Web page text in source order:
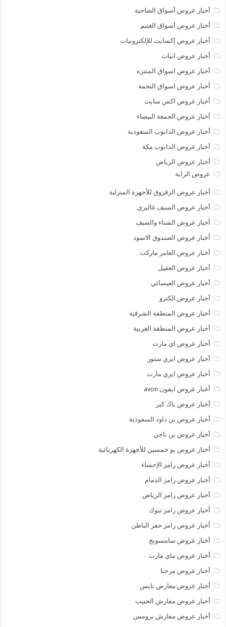
أخبار عروض أسواق الضاحية
أخبار عروض أسواق الغنيم
أخبار عروض إكسايت للإلكترونيات
أخبار عروض ابيات
أخبار عروض اسواق المنتزه
أخبار عروض اسواق النجمة
أخبار عروض اكس سايت
أخبار عروض الجمعة البيضاء
أخبار عروض الدانوب السعودية
أخبار عروض الدانوب مكة
أخبار عروض الرياض
عروض الراية
أخبار عروض الزقزوق للأجهزة المنزلية
أخبار عروض السيف غاليري
أخبار عروض الشتاء والصيف
أخبار عروض الصندوق الاسود
أخبار عروض العامر ماركت
أخبار عروض العقيل
أخبار عروض العيسائي
أخبار عروض الكترو
أخبار عروض المنطقة الشرقية
أخبار عروض المنطقة الغربية
أخبار عروض اي مارت
أخبار عروض ايزي ستور
أخبار عروض ايزي مارت
أخبار عروض ايفون avon
أخبار عروض باك كير
أخبار عروض بن داود السعودية
أخبار عروض بن ناجي
أخبار عروض بو خمسين للأجهزة الكهربائية
أخبار عروض رامز الإحساء
أخبار عروض رامز الدمام
أخبار عروض رامز الرياض
أخبار عروض رامز تبوك
أخبار عروض رامز حفر الباطن
أخبار عروض سامسونج
أخبار عروض ماي مارت
أخبار عروض مرحبا
أخبار عروض معارض نايس
أخبار عروض مفارش الحبيب
أخبار عروض مفارش برومس